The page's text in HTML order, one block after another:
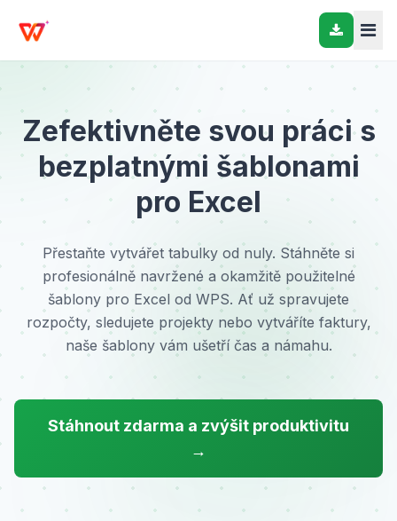
Zefektivněte svou práci s
bezplatnými šablonami
pro Excel
Přestaňte vytvářet tabulky od nuly. Stáhněte si
profesionálně navržené a okamžitě použitelné
šablony pro Excel od WPS. Ať už spravujete
rozpočty, sledujete projekty nebo vytváříte faktury,
naše šablony vám ušetří čas a námahu.
Stáhnout zdarma a zvýšit produktivitu
→